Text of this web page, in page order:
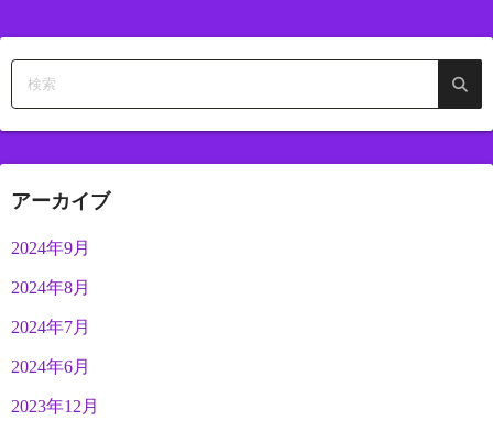
アーカイブ
2024年9月
2024年8月
2024年7月
2024年6月
2023年12月